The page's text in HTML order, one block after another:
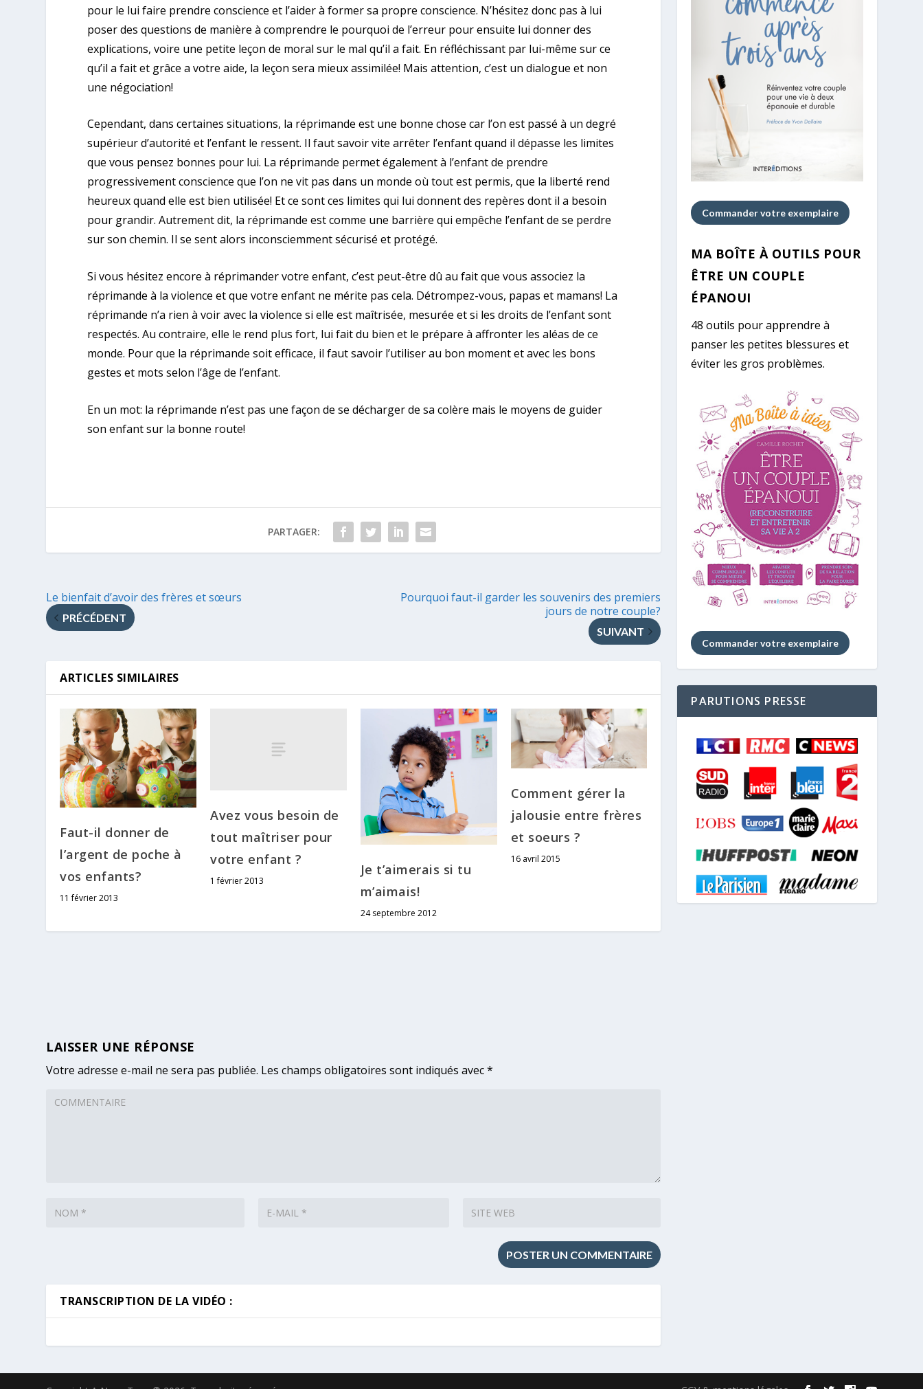
pour le lui faire prendre conscience et l’aider à former sa propre conscience. N’hésitez donc pas à lui
poser des questions de manière à comprendre le pourquoi de l’erreur pour ensuite lui donner des
explications, voire une petite leçon de moral sur le mal qu’il a fait. En réfléchissant par lui-même sur ce
qu’il a fait et grâce a votre aide, la leçon sera mieux assimilée! Mais attention, c’est un dialogue et non
une négociation!
Cependant, dans certaines situations, la réprimande est une bonne chose car l’on est passé à un degré
supérieur d’autorité et l’enfant le ressent. Il faut savoir vite arrêter l’enfant quand il dépasse les limites
que vous pensez bonnes pour lui. La réprimande permet également à l’enfant de prendre
progressivement conscience que l’on ne vit pas dans un monde où tout est permis, que la liberté rend
heureux quand elle est bien utilisée! Et ce sont ces limites qui lui donnent des repères dont il a besoin
pour grandir. Autrement dit, la réprimande est comme une barrière qui empêche l’enfant de se perdre
sur son chemin. Il se sent alors inconsciemment sécurisé et protégé.
Si vous hésitez encore à réprimander votre enfant, c’est peut-être dû au fait que vous associez la
réprimande à la violence et que votre enfant ne mérite pas cela. Détrompez-vous, papas et mamans! La
réprimande n’a rien à voir avec la violence si elle est maîtrisée, mesurée et si les droits de l’enfant sont
respectés. Au contraire, elle le rend plus fort, lui fait du bien et le prépare à affronter les aléas de ce
monde. Pour que la réprimande soit efficace, il faut savoir l’utiliser au bon moment et avec les bons
gestes et mots selon l’âge de l’enfant.
En un mot: la réprimande n’est pas une façon de se décharger de sa colère mais le moyens de guider
son enfant sur la bonne route!
PARTAGER:
Le bienfait d’avoir des frères et sœurs
PRÉCÉDENT
Pourquoi faut-il garder les souvenirs des premiers
jours de notre couple?
SUIVANT
ARTICLES SIMILAIRES
Faut-il donner de
l’argent de poche à
vos enfants?
11 février 2013
Avez vous besoin de
tout maîtriser pour
votre enfant ?
1 février 2013
Je t’aimerais si tu
m’aimais!
24 septembre 2012
Comment gérer la
jalousie entre frères
et soeurs ?
16 avril 2015
LAISSER UNE RÉPONSE
Votre adresse e-mail ne sera pas publiée. Les champs obligatoires sont indiqués avec*
TRANSCRIPTION DE LA VIDÉO :
Commander votre exemplaire
MA BOÎTE À OUTILS POUR
ÊTRE UN COUPLE
ÉPANOUI
48 outils pour apprendre à
panser les petites blessures et
éviter les gros problèmes.
Commander votre exemplaire
PARUTIONS PRESSE